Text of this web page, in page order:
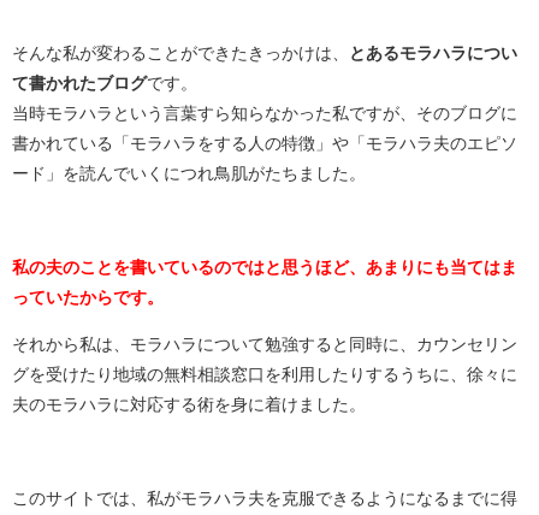
そんな私が変わることができたきっかけは、
とあるモラハラについ
て書かれたブログです。
当時モラハラという言葉すら知らなかった私ですが、そのブログに
書かれている「モラハラをする人の特徴」や「モラハラ夫のエピソ
ード」を読んでいくにつれ鳥肌がたちました。
私の夫のことを書いているのではと思うほど、あまりにも当てはま
っていたからです。
それから私は、モラハラについて勉強すると同時に、カウンセリン
グを受けたり地域の無料相談窓口を利用したりするうちに、徐々に
夫のモラハラに対応する術を身に着けました。
このサイトでは、私がモラハラ夫を克服できるようになるまでに得